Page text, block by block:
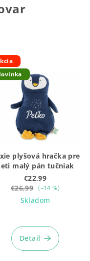
plyšová hračka pre
malý pán tučniak
€22,99
€26,99 (–14 %)
Skladom
Detail